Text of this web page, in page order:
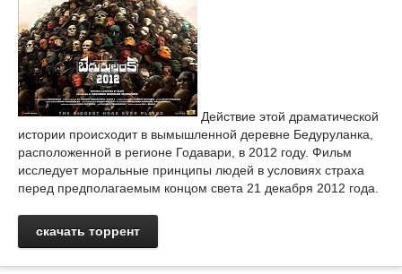
Действие этой драматической
истории происходит в вымышленной деревне Бедуруланка,
расположенной в регионе Годавари, в 2012 году. Фильм
исследует моральные принципы людей в условиях страха
перед предполагаемым концом света 21 декабря 2012 года.
скачать торрент